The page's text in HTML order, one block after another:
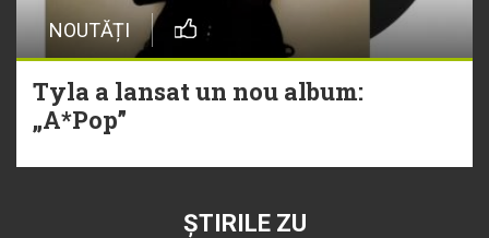
NOUTĂȚI
Tyla a lansat un nou album:
„A*Pop”
ȘTIRILE ZU